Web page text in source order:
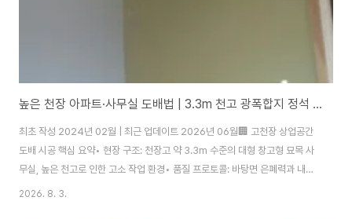
높은 천장 아파트·사무실 도배법 | 3.3m 천고 광폭합지 정석 초배 시퀀스 (2026)
최초 작성 2024년 02월 | 최근 업데이트 2026년 06월🏢 고천장 상업공간
도배 시공 핵심 요약• 현장 구조: 천장고 약 3.3m 수준의 대형 창고형 묘목 사
무실, 높은 천고로 인한 고소 작업 환경• 품질 프로토콜: 바탕면 은폐력과 내구
성을 높이기 위해 '부직포 공간초배 ➔ 운용지(싱) ➔ 광폭합지 정배' 적용• 안
2026. 8. 3.